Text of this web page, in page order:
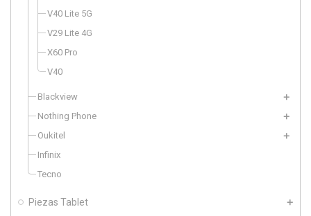
V40 Lite 5G
V29 Lite 4G
X60 Pro
V40
Blackview
Nothing Phone
Oukitel
Infinix
Tecno
Piezas Tablet